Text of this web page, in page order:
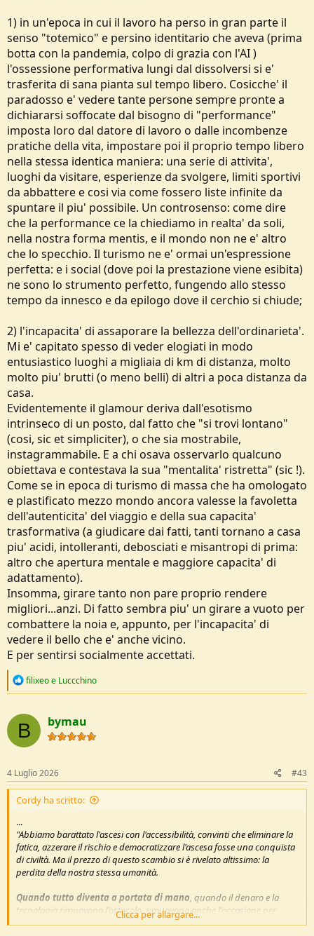
1) in un'epoca in cui il lavoro ha perso in gran parte il
senso "totemico" e persino identitario che aveva (prima
botta con la pandemia, colpo di grazia con l'AI )
l'ossessione performativa lungi dal dissolversi si e'
trasferita di sana pianta sul tempo libero. Cosicche' il
paradosso e' vedere tante persone sempre pronte a
dichiararsi soffocate dal bisogno di "performance"
imposta loro dal datore di lavoro o dalle incombenze
pratiche della vita, impostare poi il proprio tempo libero
nella stessa identica maniera: una serie di attivita',
luoghi da visitare, esperienze da svolgere, limiti sportivi
da abbattere e cosi via come fossero liste infinite da
spuntare il piu' possibile. Un controsenso: come dire
che la performance ce la chiediamo in realta' da soli,
nella nostra forma mentis, e il mondo non ne e' altro
che lo specchio. Il turismo ne e' ormai un'espressione
perfetta: e i social (dove poi la prestazione viene esibita)
ne sono lo strumento perfetto, fungendo allo stesso
tempo da innesco e da epilogo dove il cerchio si chiude;
2) l'incapacita' di assaporare la bellezza dell'ordinarieta'.
Mi e' capitato spesso di veder elogiati in modo
entusiastico luoghi a migliaia di km di distanza, molto
molto piu' brutti (o meno belli) di altri a poca distanza da
casa.
Evidentemente il glamour deriva dall'esotismo
intrinseco di un posto, dal fatto che "si trovi lontano"
(cosi, sic et simpliciter), o che sia mostrabile,
instagrammabile. E a chi osava osservarlo qualcuno
obiettava e contestava la sua "mentalita' ristretta" (sic !).
Come se in epoca di turismo di massa che ha omologato
e plastificato mezzo mondo ancora valesse la favoletta
dell'autenticita' del viaggio e della sua capacita'
trasformativa (a giudicare dai fatti, tanti tornano a casa
piu' acidi, intolleranti, debosciati e misantropi di prima:
altro che apertura mentale e maggiore capacita' di
adattamento).
Insomma, girare tanto non pare proprio rendere
migliori...anzi. Di fatto sembra piu' un girare a vuoto per
combattere la noia e, appunto, per l'incapacita' di
vedere il bello che e' anche vicino.
E per sentirsi socialmente accettati.
R
c
t
i
o
s
:
filixeoe Luccchino
B bymau
4 Luglio 2026 #43
Cordy ha scritto:
...
"Abbiamo barattato l'ascesi con l'accessibilità, convinti che eliminare la
fatica, azzerare il rischio e democratizzare l'ascesa fosse una conquista
di civiltà. Ma il prezzo di questo scambio si è rivelato altissimo: la
perdita della nostra stessa umanità.
Quando tutto diventa a portata di mano, quando il denaro e la
tecnologia rimuovono l'ostacolo, rimuovono anche l'occasione per
confrontarci con la nostra fragilità, con l'umiltà del fallimento, con il
Clicca per allargare...